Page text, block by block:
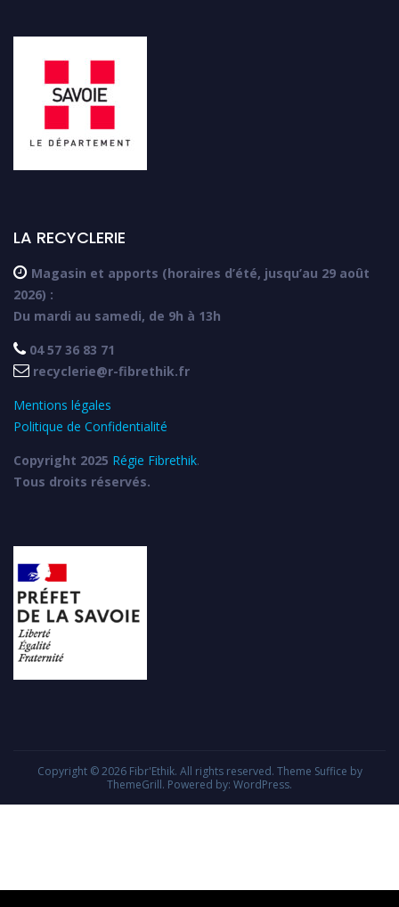
LA RECYCLERIE
 Magasin et apports (horaires d’été, jusqu’au 29 août
2026) :
Du mardi au samedi, de 9h à 13h
 04 57 36 83 71
 recyclerie@r-fibrethik.fr
Mentions légales
Politique de Confidentialité
Copyright 2025 Régie Fibrethik.
Tous droits réservés.
Copyright © 2026 Fibr'Ethik. All rights reserved. Theme Suffice by
ThemeGrill. Powered by: WordPress.